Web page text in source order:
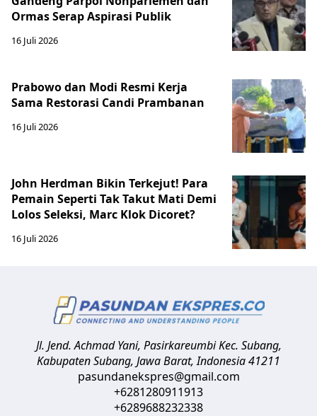
Ormas Serap Aspirasi Publik
16 Juli 2026
Prabowo dan Modi Resmi Kerja
Sama Restorasi Candi Prambanan
16 Juli 2026
John Herdman Bikin Terkejut! Para
Pemain Seperti Tak Takut Mati Demi
Lolos Seleksi, Marc Klok Dicoret?
16 Juli 2026
Jl. Jend. Achmad Yani, Pasirkareumbi Kec. Subang,
Kabupaten Subang, Jawa Barat,Indonesia41211
pasundanekspres@gmail.com
+6281280911913
+6289688232338